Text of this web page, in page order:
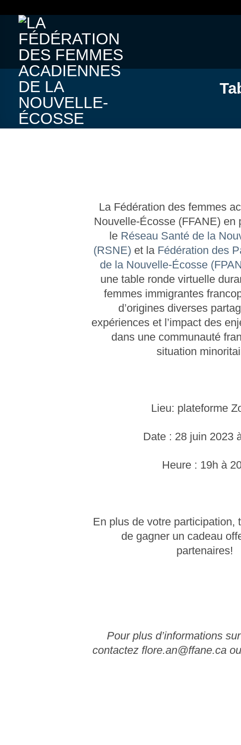
La Fédération des femmes
Nouvelle-Écosse (FFANE) en
le Réseau Santé de la
(RSNE) et la Fédération des
de la Nouvelle-Écosse
une table ronde virtuelle
femmes immigrantes
d’origines diverses
expériences et l’impact des
dans une communauté
situation
Lieu: plateforme
Date : 28 juin 2023
Heure : 19h à
En plus de votre participation,
de gagner un cadeau
partenaires!
Pour plus d’informations
contactez flore.an@ffane.ca